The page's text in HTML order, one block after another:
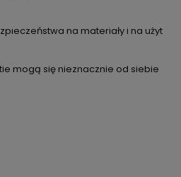
na materiały i na użyt
mogą się nieznacznie od siebie